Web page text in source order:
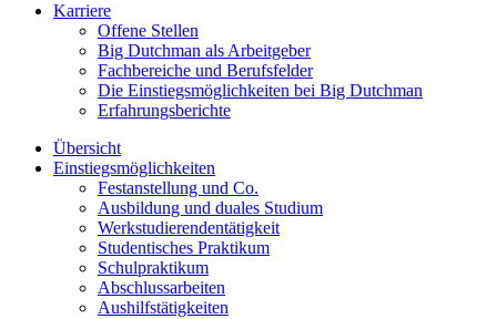
Karriere
Offene Stellen
Big Dutchman als Arbeitgeber
Fachbereiche und Berufsfelder
Die Einstiegsmöglichkeiten bei Big Dutchman
Erfahrungsberichte
Übersicht
Einstiegsmöglichkeiten
Festanstellung und Co.
Ausbildung und duales Studium
Werkstudierendentätigkeit
Studentisches Praktikum
Schulpraktikum
Abschlussarbeiten
Aushilfstätigkeiten